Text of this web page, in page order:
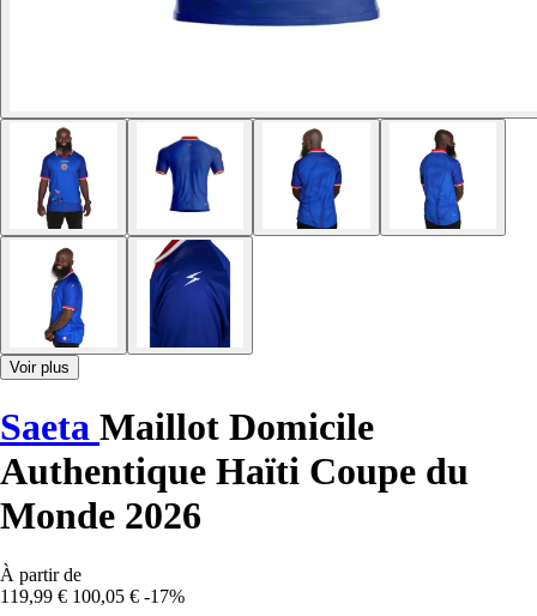
Voir plus
Saeta Maillot Domicile
Authentique Haïti Coupe du
Monde 2026
À partir de
119,99 € 100,05 € -17%